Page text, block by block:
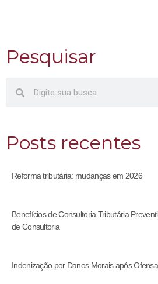
Pesquisar
Posts recentes
Reforma tributária: mudanças em 2026
Benefícios de Consultoria Tributária
de Consultoria
Indenização por Danos Morais após